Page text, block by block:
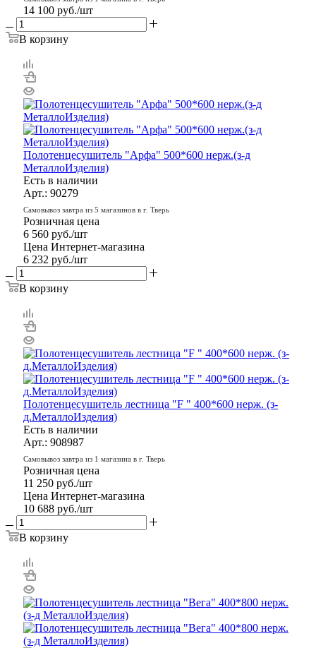
14 100 руб./шт
В корзину
Полотенцесушитель "Арфа" 500*600 нерж.(з-д
МеталлоИзделия)
Есть в наличии
Арт.: 90279
Самовывоз завтра из 5 магазинов в г. Тверь
Розничная цена
6 560 руб./шт
Цена Интернет-магазина
6 232 руб./шт
В корзину
Полотенцесушитель лестница "F " 400*600 нерж. (з-
д.МеталлоИзделия)
Есть в наличии
Арт.: 908987
Самовывоз завтра из 1 магазина в г. Тверь
Розничная цена
11 250 руб./шт
Цена Интернет-магазина
10 688 руб./шт
В корзину